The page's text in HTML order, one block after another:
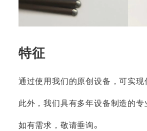
特征
通过使用我们的原创设备，可实现
此外，我们具有多年设备制造的专
如有需求，敬请垂询。